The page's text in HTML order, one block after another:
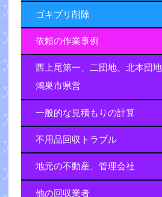
ゴキブリ削除
依頼の作業事例
西上尾第一、二団地、北本団
鴻巣市県営
一般的な見積もりの計算
不用品回収トラブル
地元の不動産、管理会社
他の回収業者